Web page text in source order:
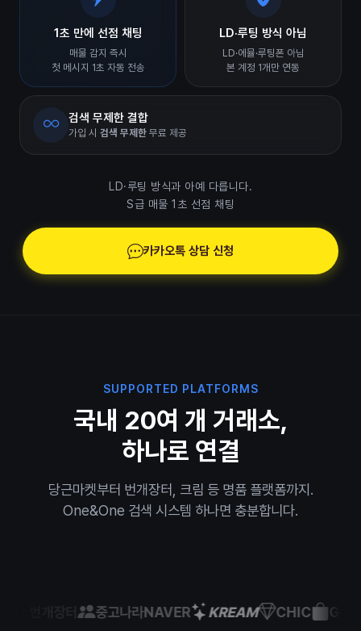
1초 만에 선점 채팅
매물 감지 즉시
첫 메시지 1초 자동 전송
LD·루팅 방식 아님
LD·에뮬·루팅폰 아님
본 계정 1개만 연동
검색 무제한 결합
가입 시 검색 무제한 무료 제공
LD·루팅 방식과 아예 다릅니다.
S급 매물 1초 선점 채팅
카카오톡 상담 신청
SUPPORTED PLATFORMS
국내 20여 개 거래소,
하나로 연결
당근마켓부터 번개장터, 크림 등 명품 플랫폼까지.
One&One 검색 시스템 하나면 충분합니다.
중고나라NAVER KREAM CHIC GUGUS